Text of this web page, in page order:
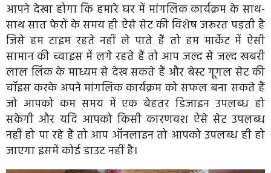
आपने देखा होगा कि हमारे घर में मांगलिक कार्यक्रम के साथ-
साथ सात फेरों के समय ही ऐसे सेट की विशेष जरूरत पड़ती है
जिसे हम टाइम रहते नहीं ले पाते हैं तो हम मार्केट में ऐसी
सामान की च्वाइस में लगे रहते हैं तो आप जल्द से जल्द खबरी
लाल लिंक के माध्यम से देख सकते हैं और बेस्ट गूगल सेट की
चॉइस करके अपने मांगलिक कार्यक्रम को सफल बना सकते हैं
जो आपको कम समय में एक बेहतर डिजाइन उपलब्ध हो
सकेगी और यदि आपको किसी कारणवश ऐसे सेट उपलब्ध
नहीं हो पा रहे हैं तो आप ऑनलाइन तो आपको उपलब्ध ही हो
जाएगा इसमें कोई डाउट नहीं है।